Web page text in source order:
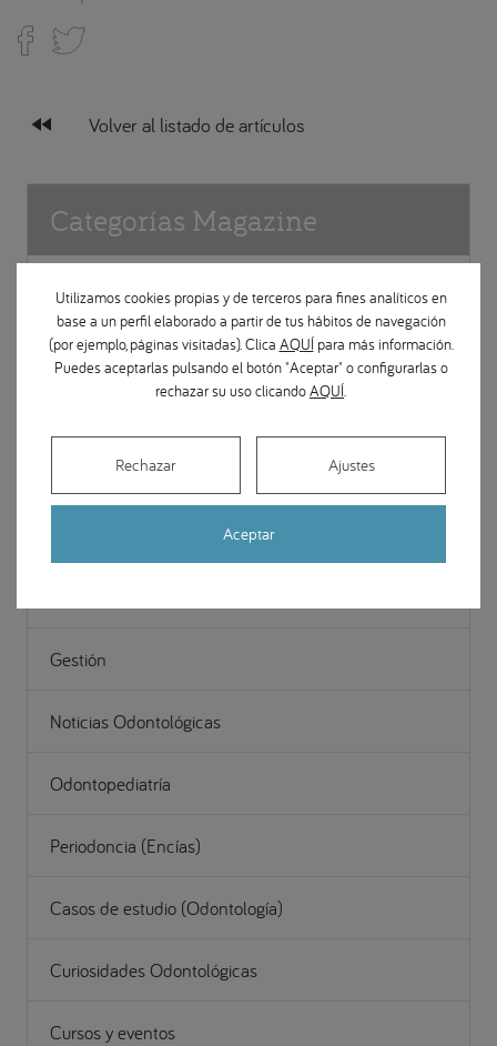
fast_rewind Volver al listado de artículos
Categorías Magazine
Implantes dentales
Apariciones en medios
Gestión
Noticias Odontológicas
Odontopediatría
Periodoncia (Encías)
Casos de estudio (Odontología)
Curiosidades Odontológicas
Cursos y eventos
Utilizamos cookies propias y de terceros para fines analíticos en
base a un perfil elaborado a partir de tus hábitos de navegación
(por ejemplo, páginas visitadas). Clica AQUÍpara más información.
Puedes aceptarlas pulsando el botón "Aceptar" o configurarlas o
rechazar su uso clicandoAQUÍ.
Aceptar
Rechazar Ajustes